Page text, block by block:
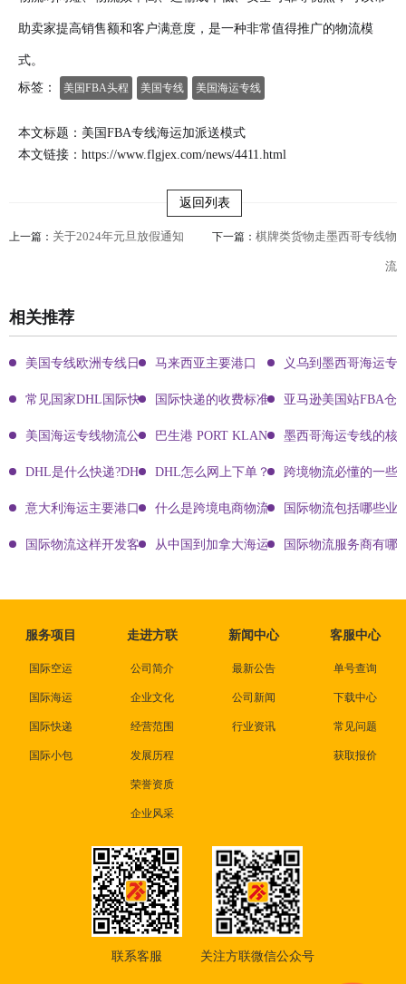
助卖家提高销售额和客户满意度，是一种非常值得推广的物流模
式。
标签：
美国FBA头程 美国专线 美国海运专线
本文标题：美国FBA专线海运加派送模式
本文链接： https://www.flgjex.com/news/4411.html
返回列表
上一篇： 关于2024年元旦放假通知 下一篇： 棋牌类货物走墨西哥专线物
流
相关推荐
美国专线欧洲专线日本专线区别马来西亚主要港口 义乌到墨西哥海运专
常见国家DHL国际快递客服热线国际快递的收费标准!四大国际快递的尺寸重
亚马逊美国站FBA仓
美国海运专线物流公司有哪些?巴生港 PORT KLANG 墨西哥海运专线的核
DHL是什么快递?DHL国际快递介绍DHL怎么网上下单？DHL快递寄件有哪些方
跨境物流必懂的一些
意大利海运主要港口有哪些什么是跨境电商物流? 国际物流包括哪些业
国际物流这样开发客户会让你成为销冠从中国到加拿大海运要多久能到达？
国际物流服务商有哪
服务项目
国际空运
国际海运
国际快递
国际小包
走进方联
公司简介
企业文化
经营范围
发展历程
荣誉资质
企业风采
新闻中心
最新公告
公司新闻
行业资讯
客服中心
单号查询
下载中心
常见问题
获取报价
联系客服 关注方联微信公众号